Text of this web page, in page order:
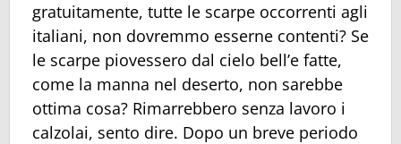
gratuitamente, tutte le scarpe occorrenti agli
italiani, non dovremmo esserne contenti? Se
le scarpe piovessero dal cielo bell’e fatte,
come la manna nel deserto, non sarebbe
ottima cosa? Rimarrebbero senza lavoro i
calzolai, sento dire. Dopo un breve periodo